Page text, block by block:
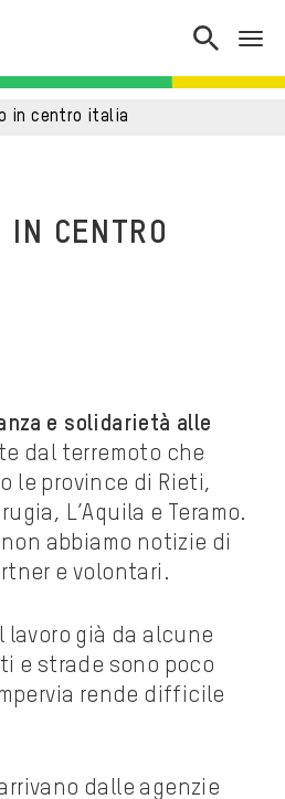
in centro italia
IN CENTRO
e solidarietà alle
dal terremoto che
le province di Rieti,
L’Aquila e Teramo.
abbiamo notizie di
e volontari.
lavoro già da alcune
e strade sono poco
rende difficile
dalle agenzie